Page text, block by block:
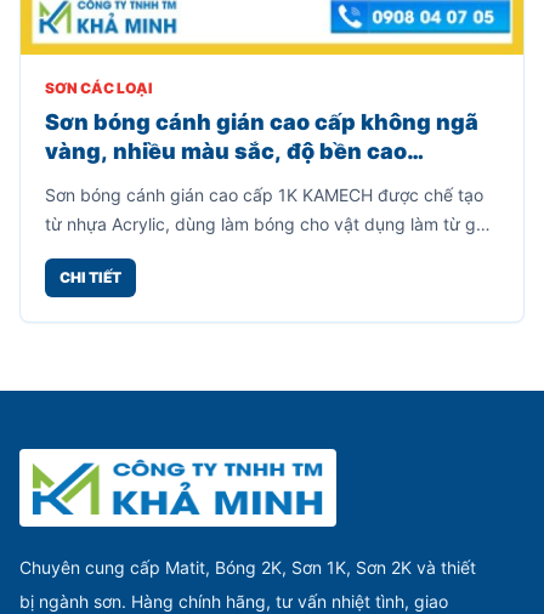
SƠN CÁC LOẠI
Sơn bóng cánh gián cao cấp không ngã
vàng, nhiều màu sắc, độ bền cao
Sơn bóng cánh gián cao cấp 1K KAMECH được chế tạo
từ nhựa Acrylic, dùng làm bóng cho vật dụng làm từ gỗ,
CHI TIẾT
Chuyên cung cấp Matit, Bóng 2K, Sơn 1K, Sơn 2K và thiết
bị ngành sơn. Hàng chính hãng, tư vấn nhiệt tình, giao